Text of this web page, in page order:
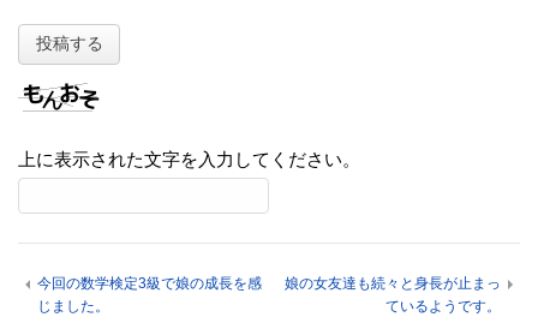
上に表示された文字を入力してください。
今回の数学検定3級で娘の成長を感
じました。
娘の女友達も続々と身長が止まっ
ているようです。